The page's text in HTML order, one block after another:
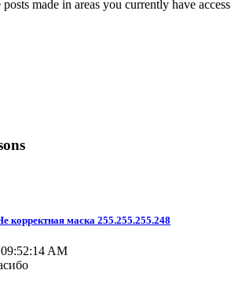
made in areas you currently have access
корректная маска 255.255.255.248
AM